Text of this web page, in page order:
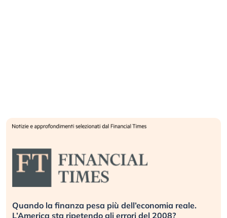
Quando la finanza pesa più dell’economia reale.
L’America sta ripetendo gli errori del 2008?